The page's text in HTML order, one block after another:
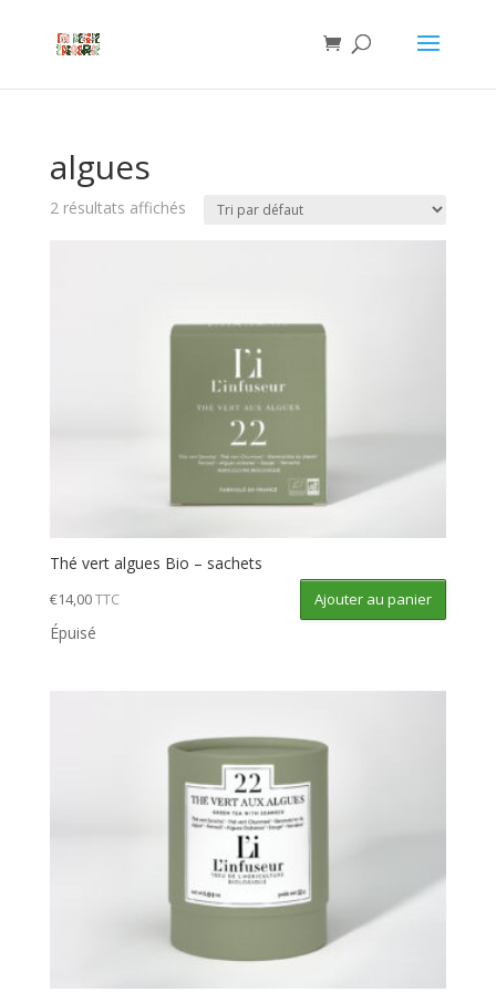
algues
2 résultats affichés
Thé vert algues Bio – sachets
€14,00TTC Ajouter au panier
Épuisé